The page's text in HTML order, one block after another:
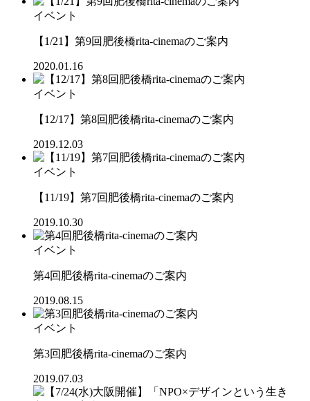
イベント
【1/21】第9回肥後橋rita-cinemaのご案内
2020.01.16
イベント
【12/17】第8回肥後橋rita-cinemaのご案内
2019.12.03
イベント
【11/19】第7回肥後橋rita-cinemaのご案内
2019.10.30
イベント
第4回肥後橋rita-cinemaのご案内
2019.08.15
イベント
第3回肥後橋rita-cinemaのご案内
2019.07.03